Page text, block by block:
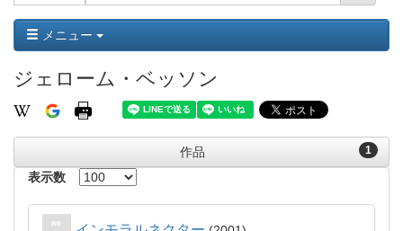
ョ
ン
メニュー
ジェローム・ベッソン
1
作品
表示数